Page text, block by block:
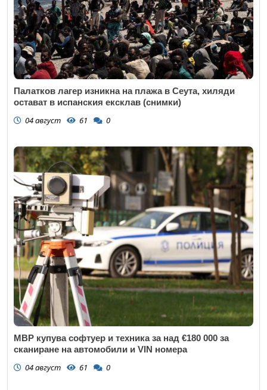
Палатков лагер изникна на плажа в Сеута, хиляди
остават в испанския ексклав (снимки)
04 август 61 0
МВР купува софтуер и техника за над €180 000 за
сканиране на автомобили и VIN номера
04 август 61 0